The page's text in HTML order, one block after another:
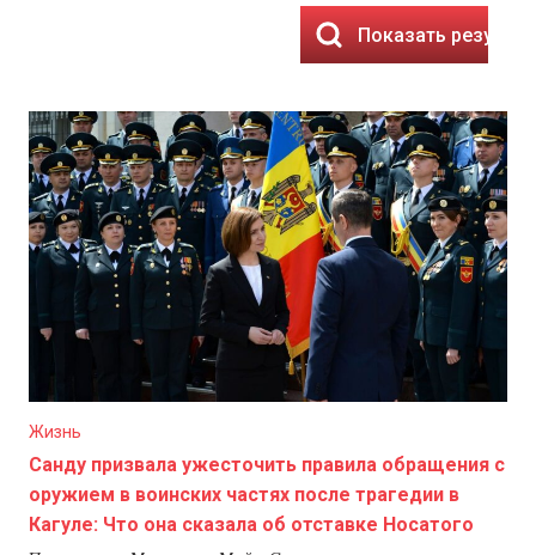
Показать
Жизнь
Санду призвала ужесточить правила обращения с
оружием в воинских частях после трагедии в
Кагуле: Что она сказала об отставке Носатого